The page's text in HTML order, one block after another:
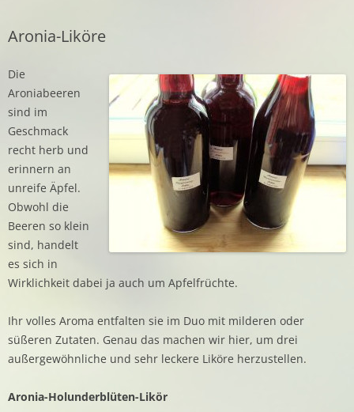
Aronia-Liköre
Die
Aroniabeeren
sind im
Geschmack
recht herb und
erinnern an
unreife Äpfel.
Obwohl die
Beeren so klein
sind, handelt
es sich in
Wirklichkeit dabei ja auch um Apfelfrüchte.
Ihr volles Aroma entfalten sie im Duo mit milderen oder
süßeren Zutaten. Genau das machen wir hier, um drei
außergewöhnliche und sehr leckere Liköre herzustellen.
Aronia-Holunderblüten-Likör